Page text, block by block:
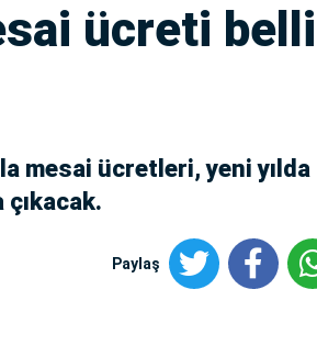
ücreti belli
mesai ücretleri, yeni yılda
Paylaş